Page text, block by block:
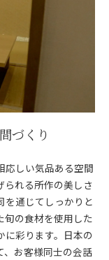
づくり
応しい気品ある空間
られる所作の美しさ
を通じてしっかりと
旬の食材を使用した
彩ります。日本の
、お客様同士の会話